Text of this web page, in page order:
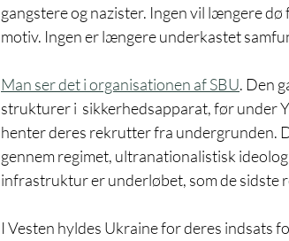
gangstere og nazister. Ingen vil længere
motiv. Ingen er længere underkastet
Man ser det i organisationen af SBU. Den
strukturer i  sikkerhedsapparat, før under
henter deres rekrutter fra undergrunden.
gennem regimet, ultranationalistisk
infrastruktur er underløbet, som de sidste
I Vesten hyldes Ukraine for deres indsats